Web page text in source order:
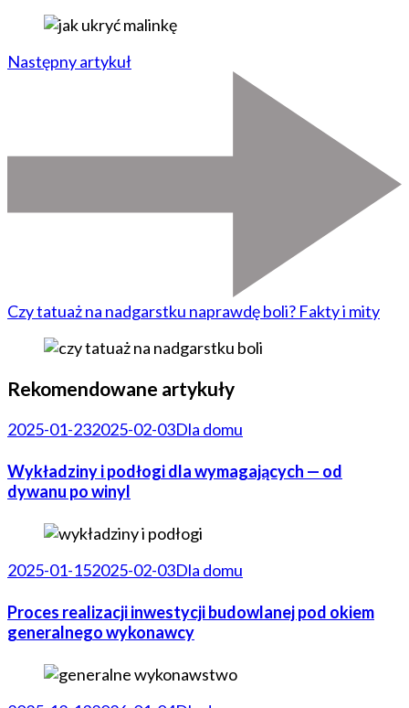
Następny artykuł
Czy tatuaż na nadgarstku naprawdę boli? Fakty i mity
Rekomendowane artykuły
2025-01-232025-02-03Dla domu
Wykładziny i podłogi dla wymagających — od
dywanu po winyl
2025-01-152025-02-03Dla domu
Proces realizacji inwestycji budowlanej pod okiem
generalnego wykonawcy